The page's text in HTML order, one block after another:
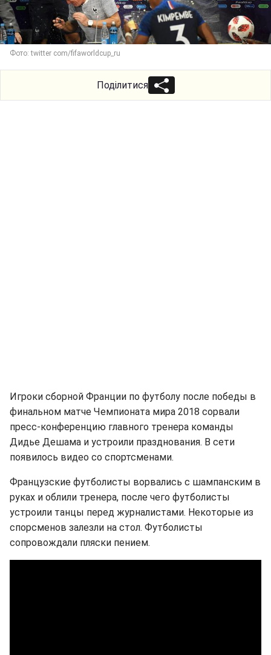
Фото: twitter com/fifaworldcup_ru
Поділитися
Игроки сборной Франции по футболу после победы в
финальном матче Чемпионата мира 2018 сорвали
пресс-конференцию главного тренера команды
Дидье Дешама и устроили празднования. В сети
появилось видео со спортсменами.
Французские футболисты ворвались с шампанским в
руках и облили тренера, после чего футболисты
устроили танцы перед журналистами. Некоторые из
спорсменов залезли на стол. Футболисты
сопровождали пляски пением.